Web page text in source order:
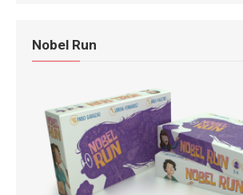
Nobel Run